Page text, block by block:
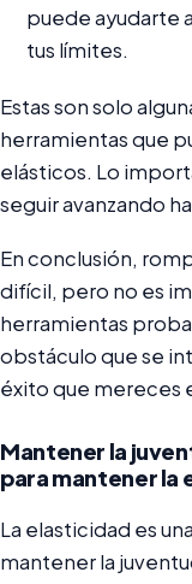
puede ayudarte
tus límites.
Estas son solo
herramientas que
elásticos. Lo
seguir avanzando
En conclusión,
difícil, pero no es
herramientas
obstáculo que se
éxito que mereces
Mantener la
para mantener la
La elasticidad es
mantener la